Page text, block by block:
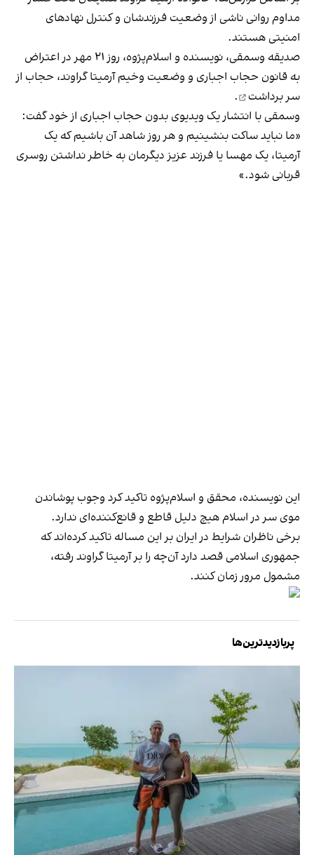
مداوم روانی ناشی از وضعیت فرزندشان و کنترل نهادهای
امنیتی هستند.
صدیقه وسمقی، نویسنده و اسلام‌پژوه، روز ۲۱ مهر در اعتراض
به قانون حجاب اجباری و وضعیت وخیم آرمیتا گراوند، حجاب از
سر برداشت
.
وسمقی با انتشار یک ویديوی بدون حجاب اجباری از خود گفت:
«ما نباید ساکت بنشینیم و هر روز شاهد آن باشیم که یک
آرمیتا، یک مهسا یا فرزند عزیز دیگرمان به‌ خاطر نداشتن روسری
قربانی شود.»
این نویسنده، محقق و اسلام‌پژوه تاکید کرد وجوب پوشاندن
موی سر در اسلام هیچ دلیل قاطع و قانع‌کننده‌ای ندارد.
برخی ناظران شرایط در ایران بر این مساله تاکید کرده‌اند که
جمهوری اسلامی قصد دارد آن‌چه را بر آرمیتا گراوند رفته،
مشمول مرور زمان کنند.
پربازدیدترین‌ها